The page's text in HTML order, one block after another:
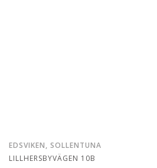
EDSVIKEN, SOLLENTUNA
LILLHERSBYVÄGEN 10B